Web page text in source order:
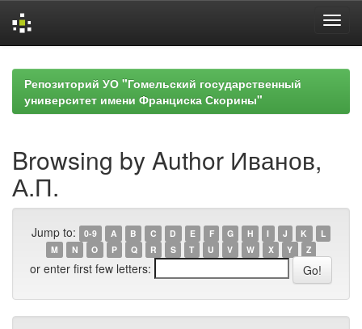
navigationРепозиторий УО "Гомельский государственный
университет имени Франциска Скорины"
Browsing by Author Иванов,
А.П.
Jump to: 0-9 A B C D E F G H I J K
L
M
N O P Q R S T U V W X Y Z
or enter first few letters: